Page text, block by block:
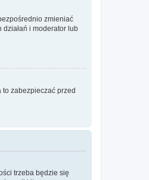
zmieniać
i moderator lub
to zabezpieczać przed
trzeba będzie się